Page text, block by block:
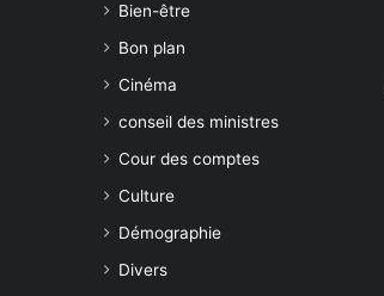
Bien-être
Bon plan
Cinéma
conseil des ministres
Cour des comptes
Culture
Démographie
Divers